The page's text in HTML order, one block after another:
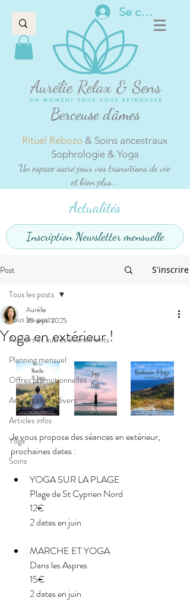
Se connecter
Berceuse d'âmes
Rituel Rebozo & Soins ancestraux
Sophrologie & Yoga
Un espace sacré pour vos transitions de vie
et bien plus...
Actualités
Inscription Newsletter mensuelle
Post S'inscrire
Tous les posts
Ateliers et autres événements
Planning mensuel
Offres promotionnelles
Articles sujets divers
Articles infos
Yoga
Soins
Tous les posts
Yoga en extérieur !
Aurélie
25 sept. 2025
Je vous propose des séances en extérieur,
prochaines dates :
YOGA SUR LA PLAGE
Plage de St Cyprien Nord
12€
2 dates en juin
MARCHE ET YOGA
Dans les Aspres
15€
2 dates en juin